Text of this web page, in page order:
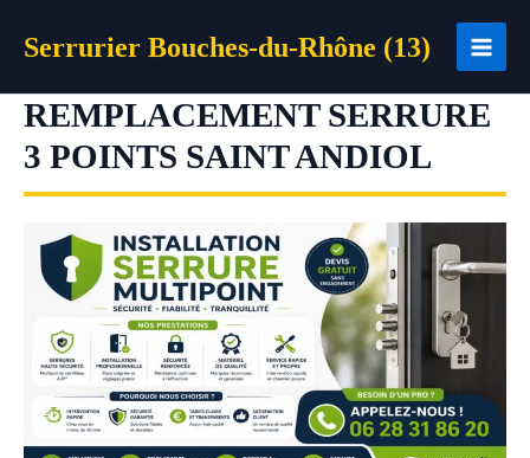
Serrurier Bouches-du-Rhône (13)
REMPLACEMENT SERRURE
3 POINTS SAINT ANDIOL